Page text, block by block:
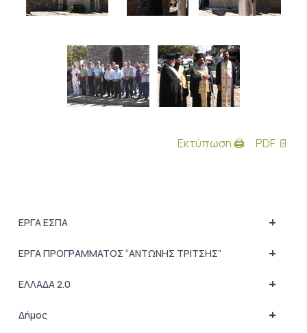
Εκτύπωση 🖨 PDF 📄
+
ΕΡΓΑ ΕΣΠΑ
+
ΕΡΓΑ ΠΡΟΓΡΑΜΜΑΤΟΣ “ΑΝΤΩΝΗΣ ΤΡΙΤΣΗΣ”
+
ΕΛΛΑΔΑ 2.0
+
Δήμος